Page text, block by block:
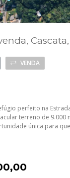
VENDA
perfeito na
terreno de
única para